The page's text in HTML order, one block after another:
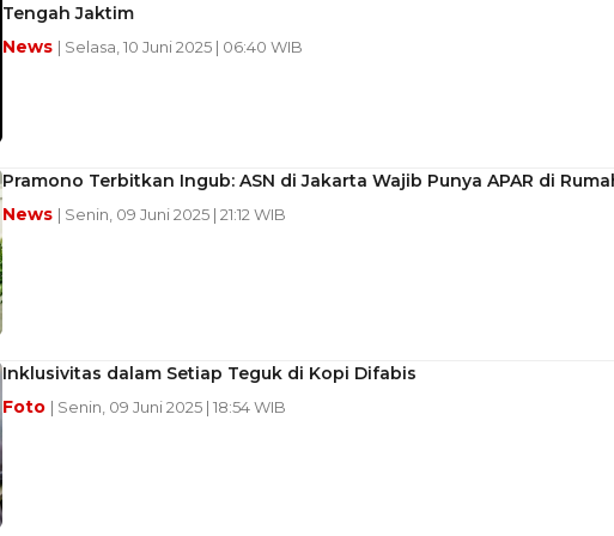
Tengah Jaktim
News | Selasa, 10 Juni 2025 | 06:40 WIB
Pramono Terbitkan Ingub: ASN di Jakarta Wajib Punya APAR di
News | Senin, 09 Juni 2025 | 21:12 WIB
Inklusivitas dalam Setiap Teguk di Kopi Difabis
Foto | Senin, 09 Juni 2025 | 18:54 WIB